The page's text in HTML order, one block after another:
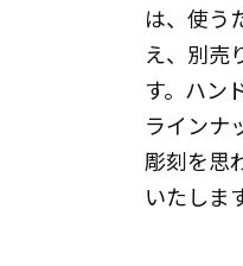
は、使う
え、別売
す。ハン
ラインナ
彫刻を思
いたしま